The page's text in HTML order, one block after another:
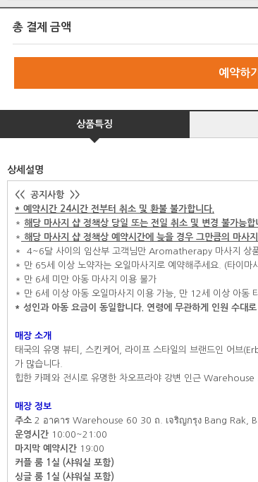
총 결제 금액
예약하기
상품특징
상세설명
<< 공지사항 >>
* 예약시간 24시간 전부터 취소 및 환불 불가합니다.
* 해당 마사지 샵 정책상 당일 또는 전일 취소 및 변경 불가능합
* 해당 마사지 샵 정책상 예약시간에 늦을 경우 그만큼의 마사
* 4~6달 사이의 임산부 고객님만 Aromatherapy 마사지 상품
* 만 65세 이상 노약자는 오일마사지로 예약해주세요. (타이마
* 만 6세 미만 아동 마사지 이용 불가
* 만 6세 이상 아동 오일마사지 이용 가능, 만 12세 이상 아동
* 성인과 아동 요금이 동일합니다. 연령에 무관하게 인원 수대로
매장 소개
태국의 유명 뷰티, 스킨케어, 라이프 스타일의 브랜드인 어브
가 많습니다.
힙한 카페와 전시로 유명한 차오프라야 강변 인근
매장 정보
주소 2 อาคาร Warehouse 60 30 ถ. เจริญกรุง Bang Rak,
운영시간 10:00~21:00
마지막 예약시간 19:00
커플 룸 1실 (샤워실 포함)
싱글 룸 1실 (샤워실 포함)